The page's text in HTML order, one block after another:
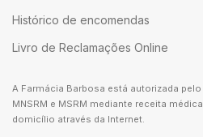
Histórico de encomendas
Livro de Reclamações Online
A Farmácia Barbosa está autorizada
MNSRM e MSRM mediante receita
domicílio através da Internet.